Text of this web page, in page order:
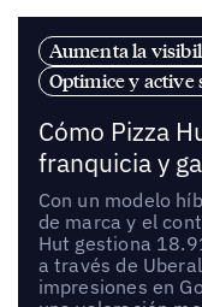
Aumenta la
Optimice y active
Cómo Pizza
franquicia y
Con un modelo
de marca y el
Hut gestiona
a través de
impresiones en